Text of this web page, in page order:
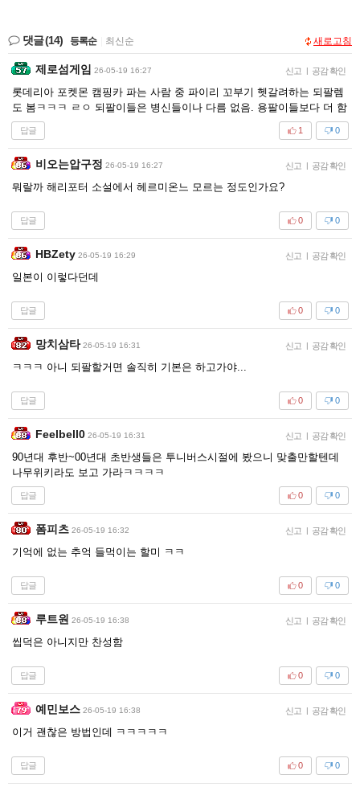
댓글(14) 등록순 최신순 새로고침
제로섬게임 26-05-19 16:27 신고 | 공감 확인
롯데리아 포켓몬 캠핑카 파는 사람 중 파이리 꼬부기 헷갈려하는 되팔렘
도 봄ㅋㅋㅋ ㄹㅇ 되팔이들은 병신들이나 다름 없음. 용팔이들보다 더 함
답글 0
1
비오는압구정 26-05-19 16:27 신고 | 공감 확인
뭐랄까 해리포터 소설에서 헤르미온느 모르는 정도인가요?
답글 0
0
HBZety 26-05-19 16:29 신고 | 공감 확인
일본이 이렇다던데
답글 0
0
망치삼타 26-05-19 16:31 신고 | 공감 확인
ㅋㅋㅋ 아니 되팔할거면 솔직히 기본은 하고가야...
답글 0
0
Feelbell0 26-05-19 16:31 신고 | 공감 확인
90년대 후반~00년대 초반생들은 투니버스시절에 봤으니 맞출만할텐데
나무위키라도 보고 가라ㅋㅋㅋㅋ
답글 0
0
폼피츠 26-05-19 16:32 신고 | 공감 확인
기억에 없는 추억 들먹이는 할미 ㅋㅋ
답글 0
0
루트원 26-05-19 16:38 신고 | 공감 확인
씹덕은 아니지만 찬성함
답글 0
0
예민보스 26-05-19 16:38 신고 | 공감 확인
이거 괜찮은 방법인데 ㅋㅋㅋㅋㅋ
답글 0
0